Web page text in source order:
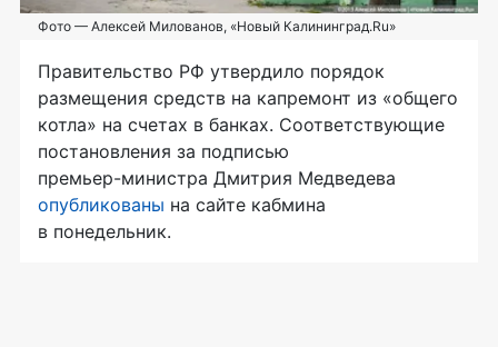
Фото — Алексей Милованов, «Новый Калининград.Ru»
Правительство РФ утвердило порядок
размещения средств на капремонт из «общего
котла» на счетах в банках. Соответствующие
постановления за подписью
премьер-министра Дмитрия Медведева
опубликованы на сайте кабмина
в понедельник.